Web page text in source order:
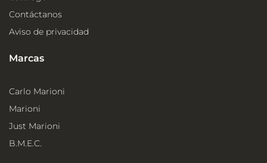
Contáctanos
Aviso de privacidad
Marcas
Carlo Marioni
Marioni
Just Marioni
B.M.E.C.